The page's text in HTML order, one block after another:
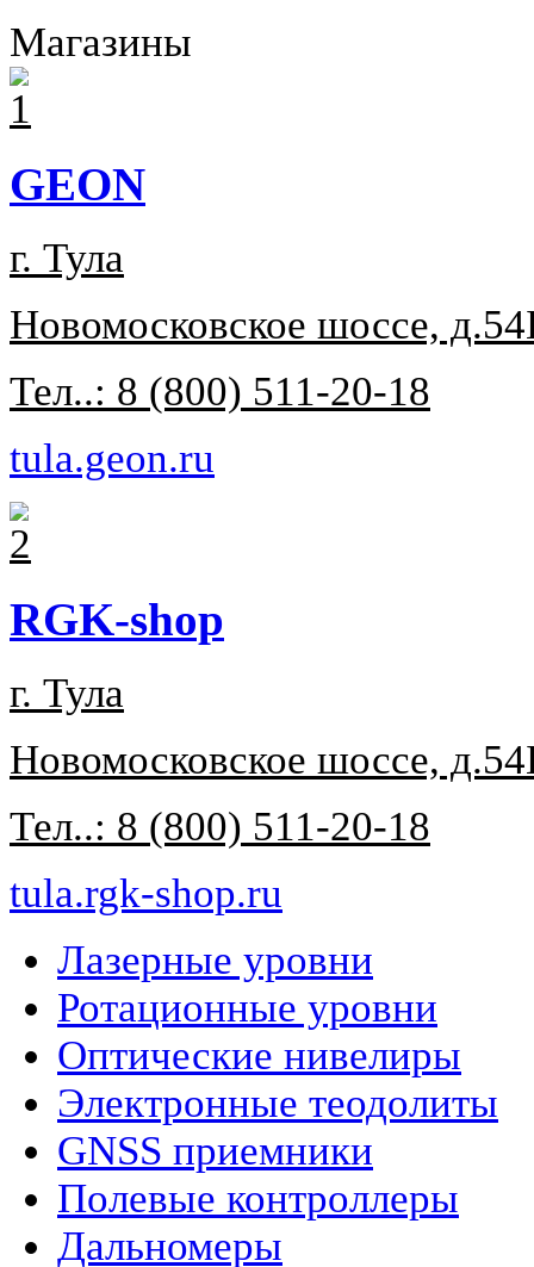
Магазины
GEON
г. Тула
Новомосковское шоссе,
Тел..: 8 (800) 511-20-18
tula.geon.ru
RGK-shop
г. Тула
Новомосковское шоссе,
Тел..: 8 (800) 511-20-18
tula.rgk-shop.ru
Лазерные уровни
Ротационные уровни
Оптические нивелиры
Электронные теодолиты
GNSS приемники
Полевые контроллеры
Дальномеры